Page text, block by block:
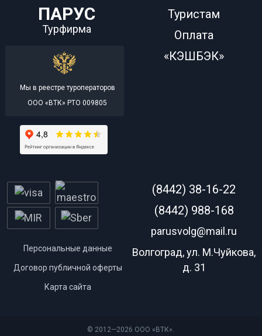
ПАРУС
Турфирма
Мы в реестре туроператоров
ООО «ВТК» РТО 009805
Туристам
Оплата
«КЭШБЭК»
Персональные данные
Договор публичной оферты
Карта сайта
(8442) 38-16-22
(8442) 988-168
parusvolg@mail.ru
Волгоград, ул. М.Чуйкова,
д. 31
© 2012—2026 ООО «ВТК».